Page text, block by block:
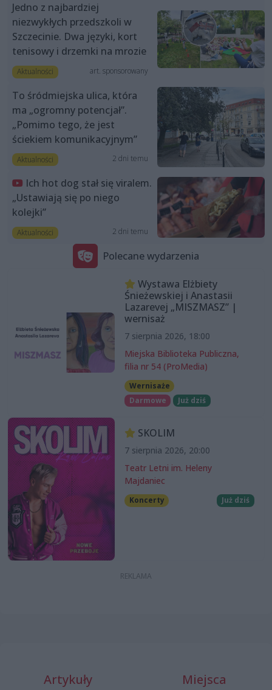
Jedno z najbardziej
niezwykłych przedszkoli w
Szczecinie. Dwa języki, kort
tenisowy i drzemki na mrozie
Aktualności art. sponsorowany
To śródmiejska ulica, która
ma „ogromny potencjał”.
„Pomimo tego, że jest
ściekiem komunikacyjnym”
Aktualności 2 dni temu
Ich hot dog stał się viralem.
„Ustawiają się po niego
kolejki”
Aktualności 2 dni temu
Polecane wydarzenia
Wystawa Elżbiety
Śnieżewskiej i Anastasii
Lazarevej „MISZMASZ” |
wernisaż
7 sierpnia 2026, 18:00
Miejska Biblioteka Publiczna,
filia nr 54 (ProMedia)
Wernisaże
Darmowe
Już dziś
SKOLIM
7 sierpnia 2026, 20:00
Teatr Letni im. Heleny
Majdaniec
Koncerty Już dziś
Artykuły Miejsca